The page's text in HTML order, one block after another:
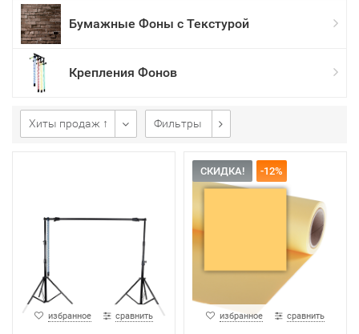
Бумажные Фоны с Текстурой
Крепления Фонов
Хиты продаж ↑ Фильтры
избранное сравнить
СКИДКА! -12%
избранное сравнить